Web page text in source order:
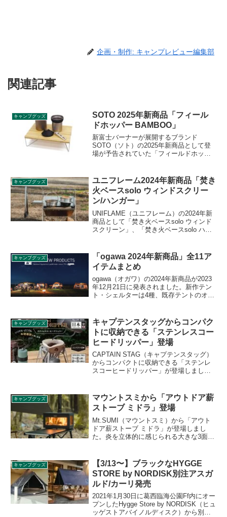
企画・制作: キャンプレビュー編集部
関連記事
キャンプグッズ
SOTO 2025年新商品「フィール
ドホッパー BAMBOO」
新富士バーナーが展開するブランド
SOTO（ソト）の2025年新商品として登
場が予告されていた「フィールドホッパ
る機能はそのままに、竹製の天板にする
ことで、独特のぬくもりがアウトドアシ
ーンに溶け込みます。詳細をレビューし
ます。
キャンプグッズ
ユニフレーム2024年新商品「焚き
火ベースsolo ウィンドスクリー
ン/ハンガー」
UNIFLAME（ユニフレーム）の2024年新
商品として「焚き火ベースsolo ウィンド
スクリーン」、「焚き火ベースsolo ハン
ス風防板と専用のツールハンガーです。
詳細をレビューします。
キャンプグッズ
「ogawa 2024年新商品」全11ア
イテムまとめ
ogawa（オガワ）の2024年新商品が2023
年12月21日に発表されました。新作テン
ト・シェルターは4種、既存テントのオプ
製品も発表に合わせ予約受付が始まって
います。詳細をレビューします。
キャンプグッズ
キャプテンスタッグからコンパク
トに収納できる「ステンレスコー
ヒードリッパー」登場
CAPTAIN STAG（キャプテンスタッグ）
からコンパクトに収納できる「ステンレ
スコーヒードリッパー」が登場しまし
ヒードリッパーです。詳細をレビューし
ます。
キャンプグッズ
マウントスミから「アウトドア薪
ストーブ ミドラ」登場
Mt.SUMI（マウントスミ）から「アウト
ドア薪ストーブ ミドラ」が登場しまし
た。炎を立体的に感じられる大きな3面ガ
やし、高い燃焼力とクリーンな炎を生み
出します。詳細をレビューします。
キャンプグッズ
【3/13〜】ブラックなHYGGE
STORE by NORDISK別注アスガ
ルド/カーリ発売
2021年1月30日に葛西臨海公園Ff内にオー
プンしたHygge Store by NORDISK（ヒュ
ッゲストアバイノルディスク）から別注